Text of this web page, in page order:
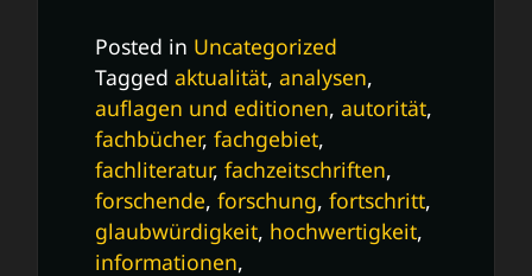
Posted in Uncategorized
Tagged aktualität, analysen,
auflagen und editionen, autorität,
fachbücher, fachgebiet,
fachliteratur, fachzeitschriften,
forschende, forschung, fortschritt,
glaubwürdigkeit, hochwertigkeit,
informationen,